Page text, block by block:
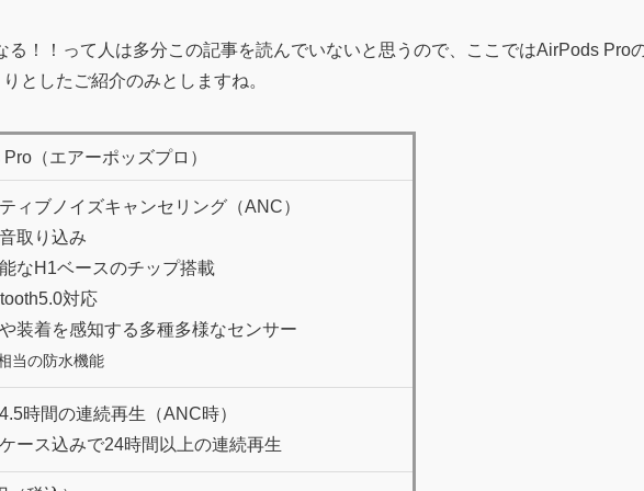
る！！って人は多分この記事を読んでいないと思うので、ここではAirPods Pro
としたご紹介のみとしますね。
（エアーポッズプロ）
ィブノイズキャンセリング（ANC）
取り込み
なH1ベースのチップ搭載
対応
装着を感知する多種多様なセンサー
当の防水機能
時間の連続再生（ANC時）
ース込みで24時間以上の連続再生